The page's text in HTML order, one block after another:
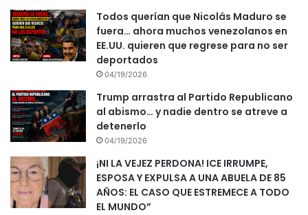
Todos querían que Nicolás Maduro se
fuera… ahora muchos venezolanos en
EE.UU. quieren que regrese para no ser
deportados
04/19/2026
Trump arrastra al Partido Republicano
al abismo… y nadie dentro se atreve a
detenerlo
04/19/2026
¡NI LA VEJEZ PERDONA! ICE IRRUMPE,
ESPOSA Y EXPULSA A UNA ABUELA DE 85
AÑOS: EL CASO QUE ESTREMECE A TODO
EL MUNDO”